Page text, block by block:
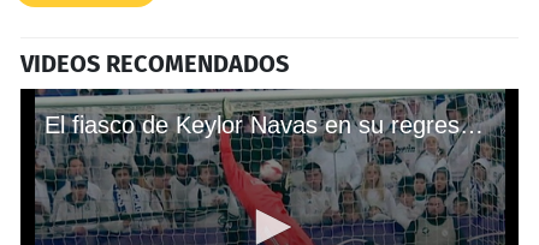
VIDEOS RECOMENDADOS
El fiasco de Keylor Navas en su regreso con el Real Madrid